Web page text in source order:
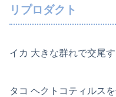
リプロダクト
イカ 大きな群れで交尾
タコ ヘクトコティルス